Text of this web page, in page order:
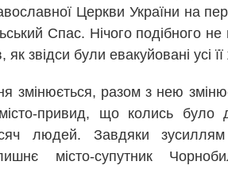
Церкви України на
Спас. Нічого подібного
як звідси були евакуйовані усі
змінюється, разом з нею
привид, що колись було
людей. Завдяки зусиллям
місто-супутник